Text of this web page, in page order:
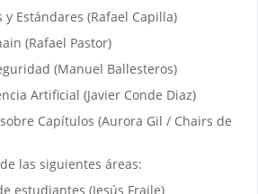
y Estándares (Rafael Capilla)
(Rafael Pastor)
(Manuel Ballesteros)
Artificial (Javier Conde Diaz)
Capítulos (Aurora Gil / Chairs de
las siguientes áreas:
estudiantes (Jesús Fraile)